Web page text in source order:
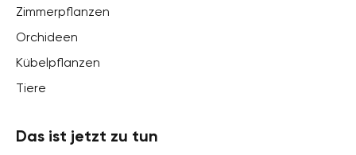
Zimmerpflanzen
Orchideen
Kübelpflanzen
Tiere
Das ist jetzt zu tun